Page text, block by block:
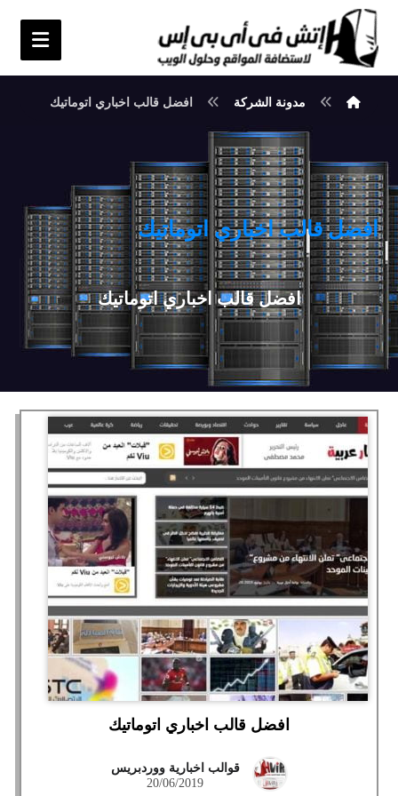
مدونة الشركة افضل قالب اخباري اتوماتيك
افضل قالب اخباري اتوماتيك
افضل قالب اخباري اتوماتيك
افضل قالب اخباري اتوماتيك
قوالب اخبارية ووردبريس
20/06/2019